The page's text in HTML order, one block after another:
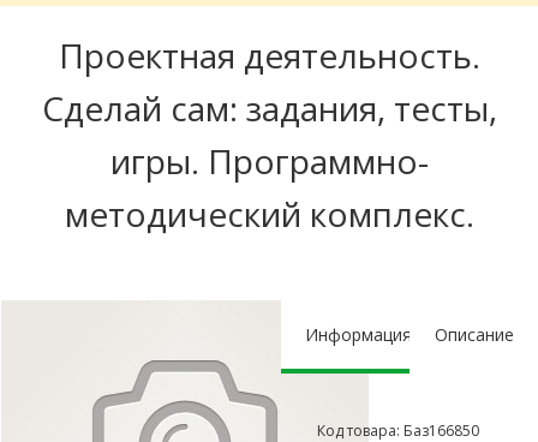
Проектная деятельность.
Сделай сам: задания, тесты,
игры. Программно-
методический комплекс.
Информация Описание
Код товара: Баз166850